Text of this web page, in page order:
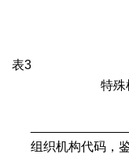
表3
特
组织机构代码，